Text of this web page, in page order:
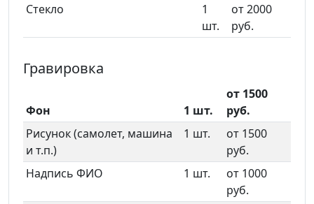
Стекло
1
шт.
от 2000
руб.
Гравировка
Фон 1 шт.
от 1500
руб.
Рисунок (самолет, машина
и т.п.)
1 шт.
от 1500
руб.
Надпись ФИО
1 шт.
от 1000
руб.